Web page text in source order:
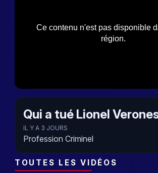
Qui a tué Lionel
IL Y A 3 JOURS
Profession Criminel
TOUTES LES VIDÉOS